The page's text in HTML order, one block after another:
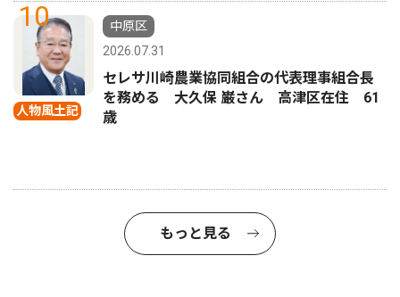
10
人物風土記
中原区
2026.07.31
セレサ川崎農業協同組合の代表理事組合長
を務める 大久保 巌さん 高津区在住 61
歳
もっと見る